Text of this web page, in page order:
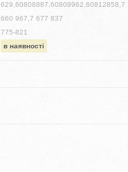
629,60808887,60809962,60812858,7
660 967,7 677 837
775-821
в наявності